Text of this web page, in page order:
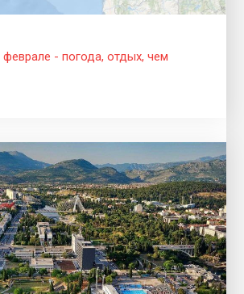
феврале - погода, отдых, чем